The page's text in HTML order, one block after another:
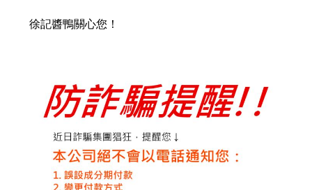
徐記醬鴨關心您！